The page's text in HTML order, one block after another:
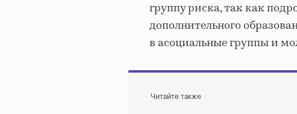
группу риска, так как
дополнительного
в асоциальные группы и
Читайте также